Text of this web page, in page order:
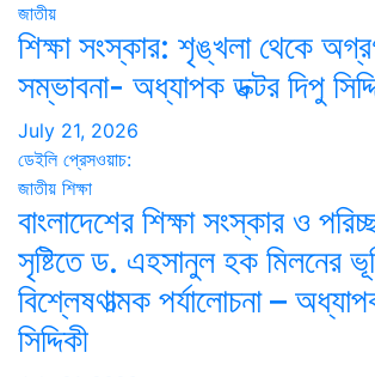
জাতীয়
শিক্ষা সংস্কার: শৃঙ্খলা থেকে
সম্ভাবনা- অধ্যাপক ডক্টর দিপু
July 21, 2026
ডেইলি প্রেসওয়াচ:
জাতীয় শিক্ষা
বাংলাদেশের শিক্ষা সংস্কার ও
সৃষ্টিতে ড. এহসানুল হক মিলনের
বিশ্লেষণাত্মক পর্যালোচনা –
সিদ্দিকী